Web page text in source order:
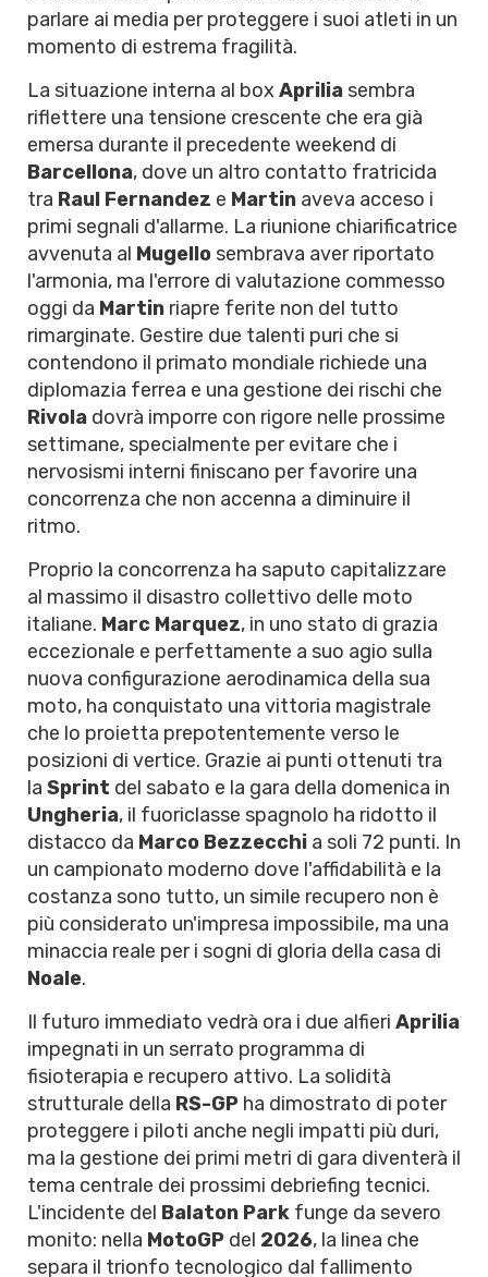
parlare ai media per proteggere i suoi atleti in un
momento di estrema fragilità.
La situazione interna al box Aprilia sembra
riflettere una tensione crescente che era già
emersa durante il precedente weekend di
Barcellona, dove un altro contatto fratricida
tra Raul Fernandez e Martin aveva acceso i
primi segnali d'allarme. La riunione chiarificatrice
avvenuta al Mugello sembrava aver riportato
l'armonia, ma l'errore di valutazione commesso
oggi da Martin riapre ferite non del tutto
rimarginate. Gestire due talenti puri che si
contendono il primato mondiale richiede una
diplomazia ferrea e una gestione dei rischi che
Rivola dovrà imporre con rigore nelle prossime
settimane, specialmente per evitare che i
nervosismi interni finiscano per favorire una
concorrenza che non accenna a diminuire il
ritmo.
Proprio la concorrenza ha saputo capitalizzare
al massimo il disastro collettivo delle moto
italiane. Marc Marquez, in uno stato di grazia
eccezionale e perfettamente a suo agio sulla
nuova configurazione aerodinamica della sua
moto, ha conquistato una vittoria magistrale
che lo proietta prepotentemente verso le
posizioni di vertice. Grazie ai punti ottenuti tra
la Sprint del sabato e la gara della domenica in
Ungheria, il fuoriclasse spagnolo ha ridotto il
distacco da Marco Bezzecchi a soli 72 punti. In
un campionato moderno dove l'affidabilità e la
costanza sono tutto, un simile recupero non è
più considerato un'impresa impossibile, ma una
minaccia reale per i sogni di gloria della casa di
Noale.
Il futuro immediato vedrà ora i due alfieri Aprilia
impegnati in un serrato programma di
fisioterapia e recupero attivo. La solidità
strutturale della RS-GP ha dimostrato di poter
proteggere i piloti anche negli impatti più duri,
ma la gestione dei primi metri di gara diventerà il
tema centrale dei prossimi debriefing tecnici.
L'incidente del Balaton Park funge da severo
monito: nella MotoGP del 2026, la linea che
separa il trionfo tecnologico dal fallimento